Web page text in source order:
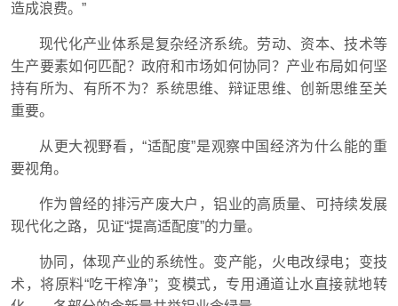
造成浪费。”
现代化产业体系是复杂经济系统。劳动、资本、技术等
生产要素如何匹配？政府和市场如何协同？产业布局如何坚
持有所为、有所不为？系统思维、辩证思维、创新思维至关
重要。
从更大视野看，“适配度”是观察中国经济为什么能的重
要视角。
作为曾经的排污产废大户，铝业的高质量、可持续发展
现代化之路，见证“提高适配度”的力量。
协同，体现产业的系统性。变产能，火电改绿电；变技
术，将原料“吃干榨净”；变模式，专用通道让水直接就地转